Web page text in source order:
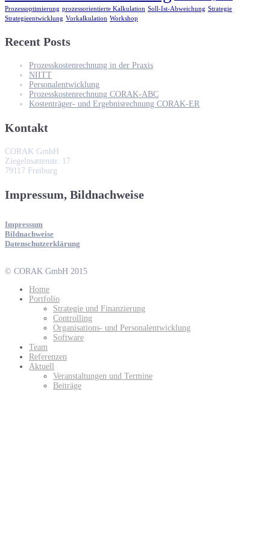
Prozessoptimierung prozessorientierte Kalkulation Soll-Ist-Abweichung Strategie
Strategieentwicklung Vorkalkulation Workshop
Recent Posts
Prozesskostenrechnung in der Praxis
NIITT
Personalentwicklung
Prozesskostenrechnung CORAK-ABC
Kostenträger- und Ergebnisrechnung CORAK-ER
Kontakt
CORAK GmbH
Ziegelmattenstr. 17
79117 Freiburg
Impressum, Bildnachweise
Impressum
Bildnachweise
Datenschutzerklärung
© CORAK GmbH 2015
Home
Portfolio
Strategie und Finanzierung
Controlling
Organisations- und Personalentwicklung
Software
Team
Referenzen
Aktuell
Veranstaltungen und Termine
Beiträge